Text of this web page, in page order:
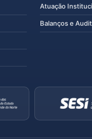
Atuação
Balanços e